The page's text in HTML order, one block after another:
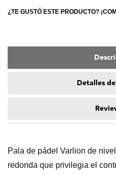
Detalles
Pala de pádel Varlion de
redonda que privilegia el